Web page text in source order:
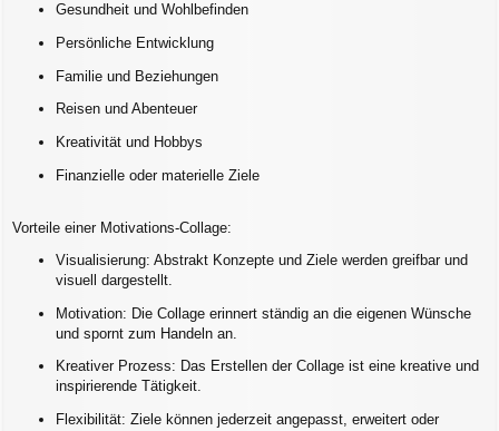
Gesundheit und Wohlbefinden
Persönliche Entwicklung
Familie und Beziehungen
Reisen und Abenteuer
Kreativität und Hobbys
Finanzielle oder materielle Ziele
Vorteile einer Motivations-Collage:
Visualisierung: Abstrakt Konzepte und Ziele werden greifbar und
visuell dargestellt.
Motivation: Die Collage erinnert ständig an die eigenen Wünsche
und spornt zum Handeln an.
Kreativer Prozess: Das Erstellen der Collage ist eine kreative und
inspirierende Tätigkeit.
Flexibilität: Ziele können jederzeit angepasst, erweitert oder